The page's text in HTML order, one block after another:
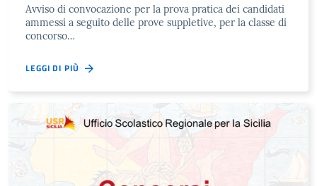
Avviso di convocazione per la prova pratica dei candidati
ammessi a seguito delle prove suppletive, per la classe di
concorso…
LEGGI DI PIÙ